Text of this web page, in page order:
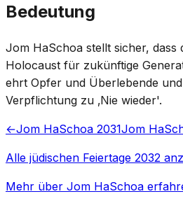
Bedeutung
Jom HaSchoa stellt sicher, dass
Holocaust für zukünftige
ehrt Opfer und Überlebende
Verpflichtung zu ‚Nie wieder'.
←Jom HaSchoa 2031Jom
Alle jüdischen Feiertage 2032
Mehr über Jom HaSchoa